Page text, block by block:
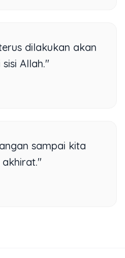
dilakukan akan
Allah."
sampai kita